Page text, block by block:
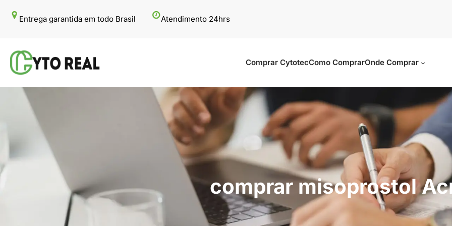
para
conteúdo
Entrega garantida em todo Brasil Atendimento 24hrs
Comprar CytotecComo ComprarOnde Comprar
comprar misoprostol